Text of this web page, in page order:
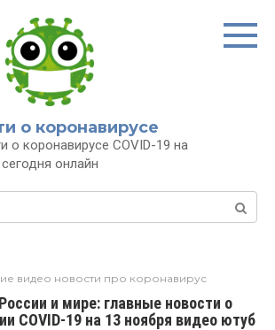
о коронавирусе
о коронавирусе COVID-19 на
сегодня онлайн
видео новости про коронавирус
и мире: главные новости о
COVID-19 на 13 ноября видео ютуб